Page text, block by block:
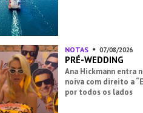
NOTAS 07/08/2026
PRÉ-WEDDING
Ana Hickmann entra
noiva com direito a
por todos os lados